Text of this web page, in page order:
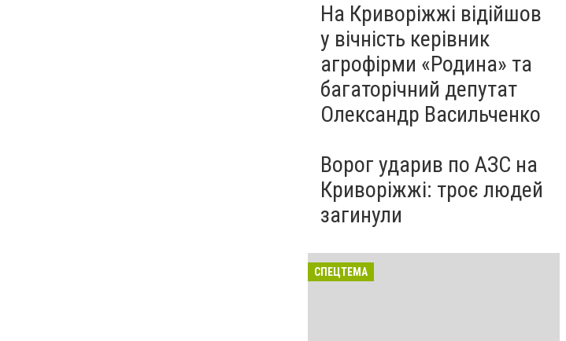
На Криворіжжі відійшов
у вічність керівник
агрофірми «Родина» та
багаторічний депутат
Олександр Васильченко
Ворог ударив по АЗС на
Криворіжжі: троє людей
загинули
СПЕЦТЕМА